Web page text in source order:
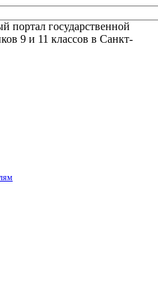
государственной
9 и 11 классов в Санкт-